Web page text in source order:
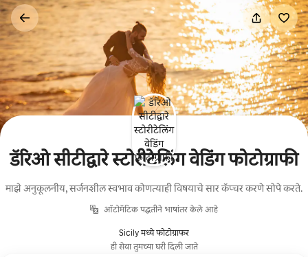
कंटेंटवर
जा
डॅरिओ सीटीद्वारे स्टोरीटेलिंग वेडिंग फोटोग्राफी
माझे अनुकूलनीय, सर्जनशील स्वभाव कोणत्याही विषयाचे सार कॅप्चर करणे सोपे करते.
ऑटोमॅटिक पद्धतीने भाषांतर केले आहे
Sicily मध्ये फोटोग्राफर
ही सेवा तुमच्या घरी दिली जाते